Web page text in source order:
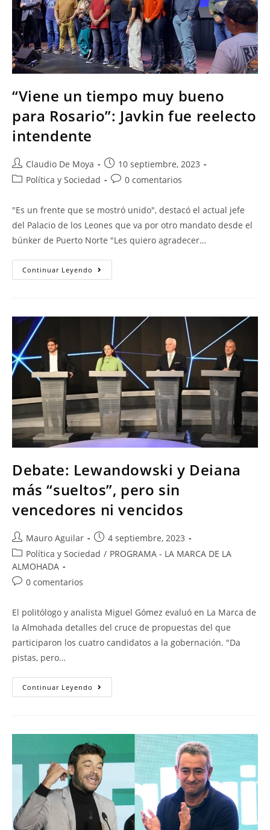
“Viene un tiempo muy bueno
para Rosario”: Javkin fue reelecto
intendente
Claudio De Moya
10 septiembre, 2023
Política y Sociedad
0 comentarios
"Es un frente que se mostró unido", destacó el actual jefe
del Palacio de los Leones que va por otro mandato desde el
búnker de Puerto Norte "Les quiero agradecer…
Continuar Leyendo
Debate: Lewandowski y Deiana
más “sueltos”, pero sin
vencedores ni vencidos
Mauro Aguilar
4 septiembre, 2023
Política y Sociedad / PROGRAMA - LA MARCA DE LA
ALMOHADA
0 comentarios
El politólogo y analista Miguel Gómez evaluó en La Marca de
la Almohada detalles del cruce de propuestas del que
participaron los cuatro candidatos a la gobernación. "Da
pistas, pero…
Continuar Leyendo